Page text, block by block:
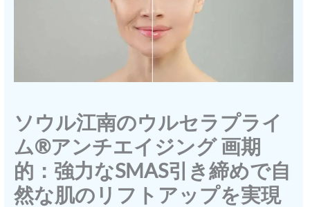
ソウル江南のウルセラプライ
ム®アンチエイジング 画期
的：強力なSMAS引き締めで自
然な肌のリフトアップを実現